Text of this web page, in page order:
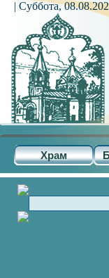
Храм
| Суббота,